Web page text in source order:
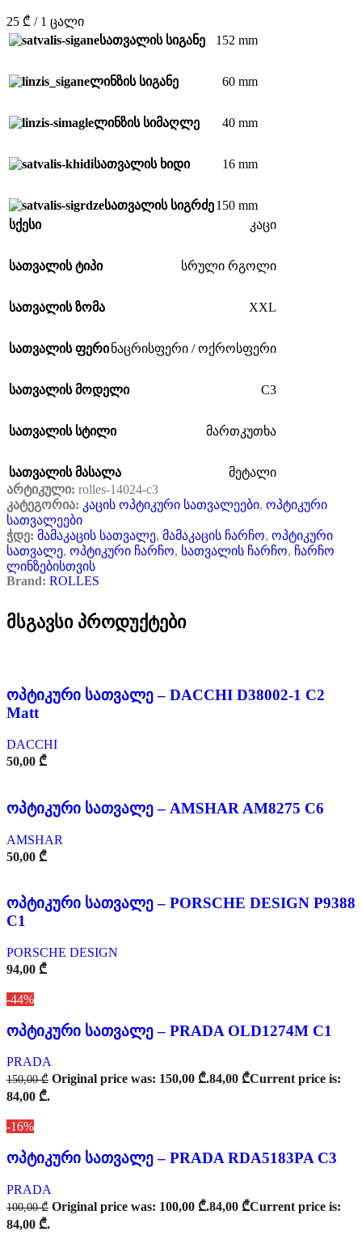
25 ₾ / 1 ცალი
სათვალის სიგანე
152 mm
ლინზის სიგანე 60 mm
ლინზის სიმაღლე 40 mm
სათვალის ხიდი 16 mm
სათვალის სიგრძე150 mm
სქესი
კაცი
სათვალის ტიპი სრული რგოლი
სათვალის ზომა XXL
სათვალის ფერინაცრისფერი / ოქროსფერი
სათვალის მოდელი C3
სათვალის სტილი მართკუთხა
სათვალის მასალა
მეტალი
არტიკული: rolles-14024-c3
კატეგორია: კაცის ოპტიკური სათვალეები, ოპტიკური
სათვალეები
ჭდე: მამაკაცის სათვალე, მამაკაცის ჩარჩო, ოპტიკური
სათვალე, ოპტიკური ჩარჩო, სათვალის ჩარჩო, ჩარჩო
ლინზებისთვის
Brand: ROLLES
მსგავსი პროდუქტები
ოპტიკური სათვალე – DACCHI D38002-1 C2
Matt
DACCHI
50,00 ₾
ოპტიკური სათვალე – AMSHAR AM8275 C6
AMSHAR
50,00 ₾
ოპტიკური სათვალე – PORSCHE DESIGN P9388
C1
PORSCHE DESIGN
94,00 ₾
-44%
ოპტიკური სათვალე – PRADA OLD1274M C1
PRADA
150,00₾ Original price was: 150,00 ₾.84,00 ₾Current price is:
84,00 ₾.
-16%
ოპტიკური სათვალე – PRADA RDA5183PA C3
PRADA
100,00₾ Original price was: 100,00 ₾.84,00 ₾Current price is:
84,00 ₾.